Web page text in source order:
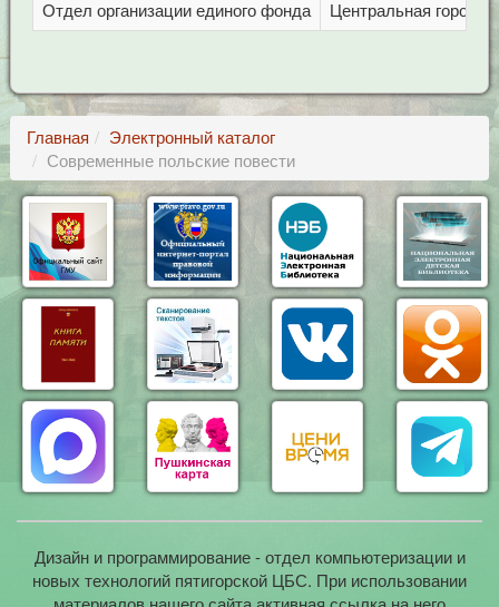
Отдел организации единого фонда
Центральная
Главная
Электронный каталог
Современные польские повести
Дизайн и программирование - отдел компьютеризации и
новых технологий пятигорской ЦБС. При использовании